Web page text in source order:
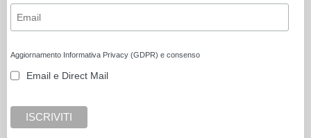
Aggiornamento Informativa Privacy (GDPR) e consenso
Email e Direct Mail